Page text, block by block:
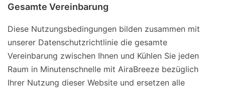
Gesamte Vereinbarung
Diese Nutzungsbedingungen bilden zusammen mit
unserer Datenschutzrichtlinie die gesamte
Vereinbarung zwischen Ihnen und Kühlen Sie jeden
Raum in Minutenschnelle mit AiraBreeze bezüglich
Ihrer Nutzung dieser Website und ersetzen alle